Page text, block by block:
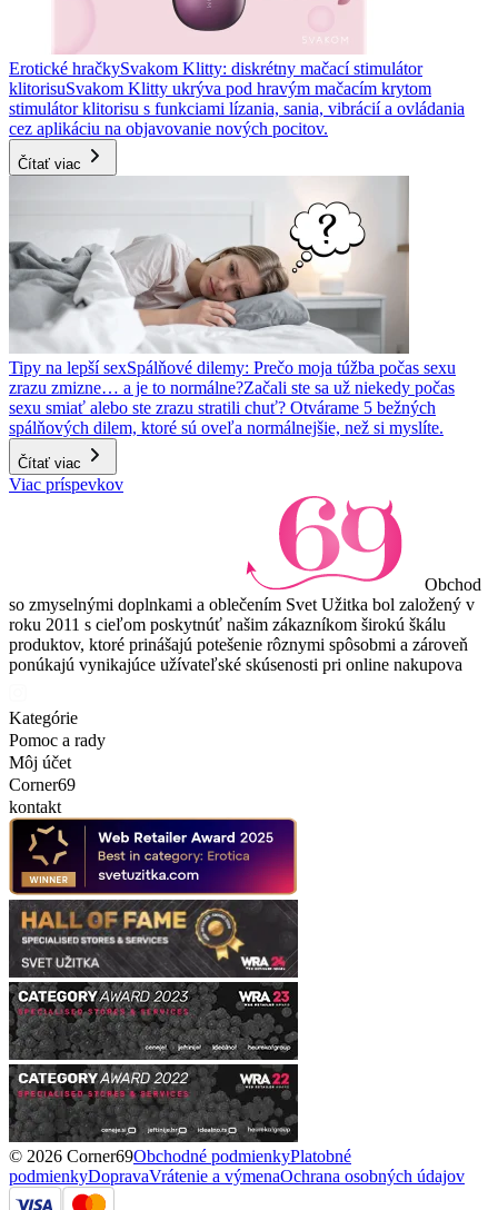
Erotické hračkySvakom Klitty: diskrétny mačací stimulátor
klitorisuSvakom Klitty ukrýva pod hravým mačacím krytom
stimulátor klitorisu s funkciami lízania, sania, vibrácií a ovládania
cez aplikáciu na objavovanie nových pocitov.
Čítať viac
Tipy na lepší sexSpálňové dilemy: Prečo moja túžba počas sexu
zrazu zmizne… a je to normálne?Začali ste sa už niekedy počas
sexu smiať alebo ste zrazu stratili chuť? Otvárame 5 bežných
spálňových dilem, ktoré sú oveľa normálnejšie, než si myslíte.
Čítať viac
Viac príspevkov
Obchod
so zmyselnými doplnkami a oblečením Svet Užitka bol založený v
roku 2011 s cieľom poskytnúť našim zákazníkom širokú škálu
produktov, ktoré prinášajú potešenie rôznymi spôsobmi a zároveň
ponúkajú vynikajúce užívateľské skúsenosti pri online nakupova
Kategórie
Pomoc a rady
Môj účet
Corner69
kontakt
© 2026 Corner69Obchodné podmienkyPlatobné
podmienkyDopravaVrátenie a výmenaOchrana osobných údajov